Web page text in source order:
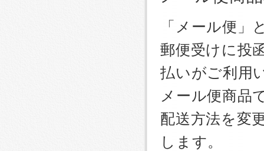
「メール便」
郵便受けに投
払いがご利用
メール便商品
配送方法を変
します。